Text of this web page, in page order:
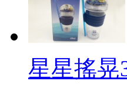
星星搖晃